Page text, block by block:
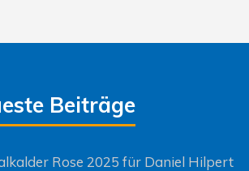
Beiträge
Rose 2025 für Daniel Hilpert